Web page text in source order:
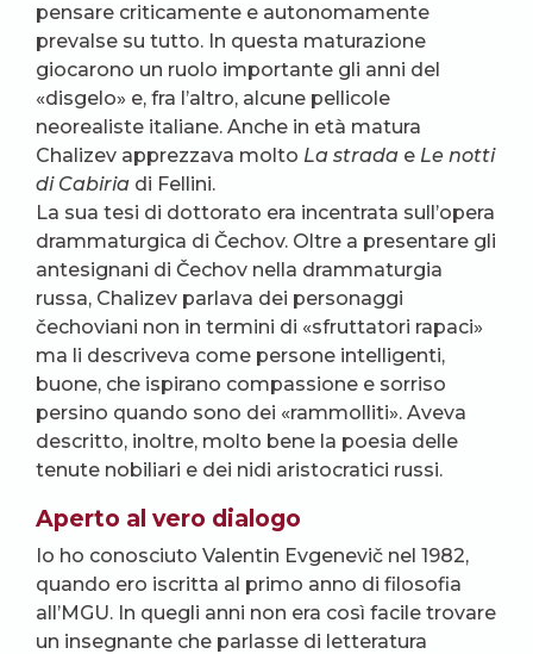
pensare criticamente e autonomamente
prevalse su tutto. In questa maturazione
giocarono un ruolo importante gli anni del
«disgelo» e, fra l’altro, alcune pellicole
neorealiste italiane. Anche in età matura
Chalizev apprezzava molto La strada e Le notti
di Cabiria di Fellini.
La sua tesi di dottorato era incentrata sull’opera
drammaturgica di Čechov. Oltre a presentare gli
antesignani di Čechov nella drammaturgia
russa, Chalizev parlava dei personaggi
čechoviani non in termini di «sfruttatori rapaci»
ma li descriveva come persone intelligenti,
buone, che ispirano compassione e sorriso
persino quando sono dei «rammolliti». Aveva
descritto, inoltre, molto bene la poesia delle
tenute nobiliari e dei nidi aristocratici russi.
Aperto al vero dialogo
Io ho conosciuto Valentin Evgenevič nel 1982,
quando ero iscritta al primo anno di filosofia
all’MGU. In quegli anni non era così facile trovare
un insegnante che parlasse di letteratura